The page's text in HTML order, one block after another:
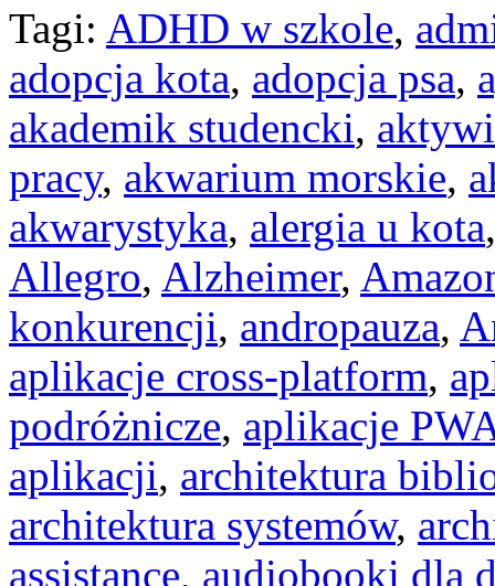
Tagi: ADHD w szkole,
adopcja kota, adopcja psa,
akademik studencki,
pracy, akwarium morskie,
akwarystyka, alergia u kota
Allegro, Alzheimer,
konkurencji, andropauza,
aplikacje cross-platform,
podróżnicze, aplikacje
aplikacji, architektura
architektura systemów,
assistance, audiobooki dla